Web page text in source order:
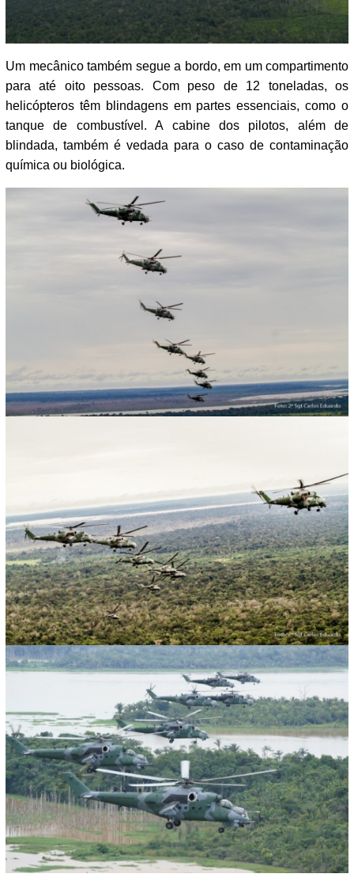
Um mecânico também segue a bordo, em um compartimento
para até oito pessoas. Com peso de 12 toneladas, os
helicópteros têm blindagens em partes essenciais, como o
tanque de combustível. A cabine dos pilotos, além de
blindada, também é vedada para o caso de contaminação
química ou biológica.